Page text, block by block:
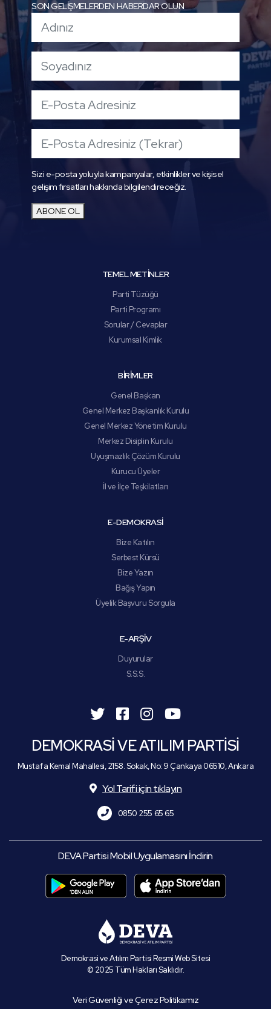
SON GELİŞMELERDEN HABERDAR OLUN
Sizi e-posta yoluyla kampanyalar, etkinlikler ve kişisel
gelişim fırsatları hakkında bilgilendireceğiz.
ABONE OL
TEMEL METİNLER
Parti Tüzüğü
Parti Programı
Sorular / Cevaplar
Kurumsal Kimlik
BİRİMLER
Genel Başkan
Genel Merkez Başkanlık Kurulu
Genel Merkez Yönetim Kurulu
Merkez Disiplin Kurulu
Uyuşmazlık Çözüm Kurulu
Kurucu Üyeler
İl ve İlçe Teşkilatları
E-DEMOKRASİ
Bize Katılın
Serbest Kürsü
Bize Yazın
Bağış Yapın
Üyelik Başvuru Sorgula
E-ARŞİV
Duyurular
S.S.S.
DEMOKRASİ VE ATILIM PARTİSİ
Mustafa Kemal Mahallesi, 2158. Sokak, No: 9 Çankaya 06510, Ankara
Yol Tarifi için tıklayın
0850 255 65 65
DEVA Partisi Mobil Uygulamasını İndirin
Demokrasi ve Atılım Partisi Resmi Web Sitesi
© 2025 Tüm Hakları Saklıdır.
Veri Güvenliği ve Çerez Politikamız